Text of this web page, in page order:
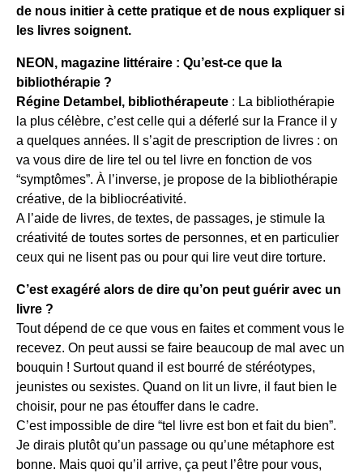
de nous initier à cette pratique et de nous expliquer si
les livres soignent.
NEON, magazine littéraire : Qu’est-ce que la
bibliothérapie ?
Régine Detambel, bibliothérapeute : La bibliothérapie
la plus célèbre, c’est celle qui a déferlé sur la France il y
a quelques années. Il s’agit de prescription de livres : on
va vous dire de lire tel ou tel livre en fonction de vos
“symptômes”. À l’inverse, je propose de la bibliothérapie
créative, de la bibliocréativité.
A l’aide de livres, de textes, de passages, je stimule la
créativité de toutes sortes de personnes, et en particulier
ceux qui ne lisent pas ou pour qui lire veut dire torture.
C’est exagéré alors de dire qu’on peut guérir avec un
livre ?
Tout dépend de ce que vous en faites et comment vous le
recevez. On peut aussi se faire beaucoup de mal avec un
bouquin ! Surtout quand il est bourré de stéréotypes,
jeunistes ou sexistes. Quand on lit un livre, il faut bien le
choisir, pour ne pas étouffer dans le cadre.
C’est impossible de dire “tel livre est bon et fait du bien”.
Je dirais plutôt qu’un passage ou qu’une métaphore est
bonne. Mais quoi qu’il arrive, ça peut l’être pour vous,